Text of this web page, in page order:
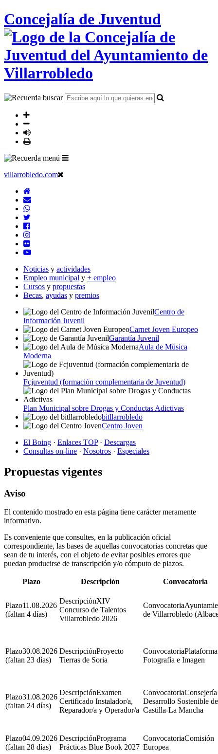
Concejalía de Juventud
villarrobledo.com
Noticias y actividades
Empleo municipal y + empleo
Cursos y propuestas
Becas, ayudas y premios
Centro de
Información Juvenil
Carnet Joven Europeo
Garantía Juvenil
Aula de Música
Moderna
Fcjuventud (formación complementaria de Juventud)
Plan Municipal sobre Drogas y Conductas Adictivas
bitllarrobledo
Centro Joven
El Boing · Enlaces TOP· Descargas
Consultas on-line · Nosotros · Especiales
Propuestas vigentes
Aviso
El contenido mostrado en esta página tiene carácter meramente
informativo.
Es conveniente que consultes, en la publicación oficial
correspondiente, las bases de aquellas convocatorias concretas que
sean de tu interés, con el objeto de evitar posibles errores que
puedan producirse de transcripción y/o cómputo de plazos.
Plazo Descripción Convocatoria
11.08.2026
(faltan 4 días)
XIV
Concurso de Talentos
Villarrobledo 2026
de Villarrobledo
30.08.2026
(faltan 23 días)
Proyecto
Tierras de Soria
Plataforma
Fotografía e Imagen
31.08.2026
(faltan 24 días)
Examen
Certificado Instalador/a,
Reparador/a y Operador/a
Desarrollo Sostenible de
Castilla-La Mancha
04.09.2026
(faltan 28 días)
Programa
Prácticas Blue Book 2027
Comisión
Europea